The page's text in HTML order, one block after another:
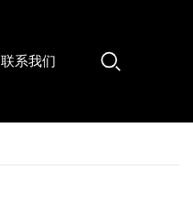
联系我们